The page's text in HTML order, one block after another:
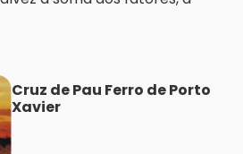
Cruz de Pau Ferro de Porto
Xavier